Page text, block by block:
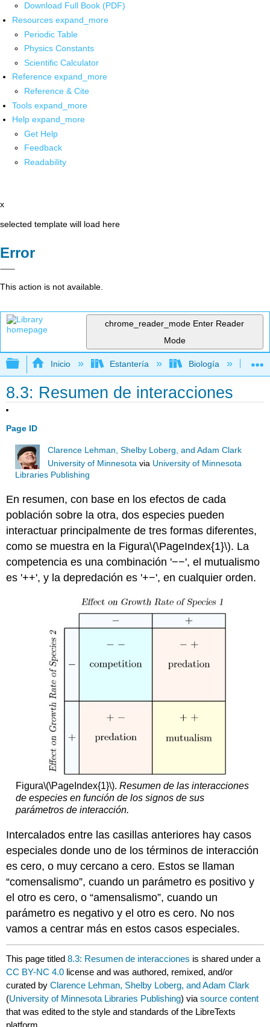
Download Full Book (PDF)
Resources expand_more
Periodic Table
Physics Constants
Scientific Calculator
Reference expand_more
Reference & Cite
Tools expand_more
Help expand_more
Get Help
Feedback
Readability
x
selected template will load here
Error
This action is not available.
chrome_reader_mode Enter Reader
Mode
Expandir/contraer jerarquía global
Inicio Estantería Biología
8.3: Resumen de interacciones
Page ID
Clarence Lehman, Shelby Loberg, and Adam Clark
University of Minnesota via University of Minnesota
Libraries Publishing
En resumen, con base en los efectos de cada
población sobre la otra, dos especies pueden
interactuar principalmente de tres formas diferentes,
como se muestra en la Figura\(\PageIndex{1}\). La
competencia es una combinación '−−', el mutualismo
es '++', y la depredación es '+−', en cualquier orden.
Figura\(\PageIndex{1}\). Resumen de las interacciones
de especies en función de los signos de sus
parámetros de interacción.
Intercalados entre las casillas anteriores hay casos
especiales donde uno de los términos de interacción
es cero, o muy cercano a cero. Estos se llaman
“comensalismo”, cuando un parámetro es positivo y
el otro es cero, o “amensalismo”, cuando un
parámetro es negativo y el otro es cero. No nos
vamos a centrar más en estos casos especiales.
This page titled8.3: Resumen de interacciones is shared under a
CC BY-NC 4.0 license and was authored, remixed, and/or
curated byClarence Lehman, Shelby Loberg, and Adam Clark
(University of Minnesota Libraries Publishing) viasource content
that was edited to the style and standards of the LibreTexts